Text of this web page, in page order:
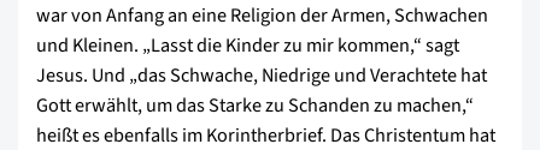
war von Anfang an eine Religion der Armen, Schwachen
und Kleinen. „Lasst die Kinder zu mir kommen,“ sagt
Jesus. Und „das Schwache, Niedrige und Verachtete hat
Gott erwählt, um das Starke zu Schanden zu machen,“
heißt es ebenfalls im Korintherbrief. Das Christentum hat